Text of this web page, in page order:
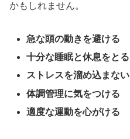
かもしれません。
急な頭の動きを避ける
十分な睡眠と休息をとる
ストレスを溜め込まない
体調管理に気をつける
適度な運動を心がける